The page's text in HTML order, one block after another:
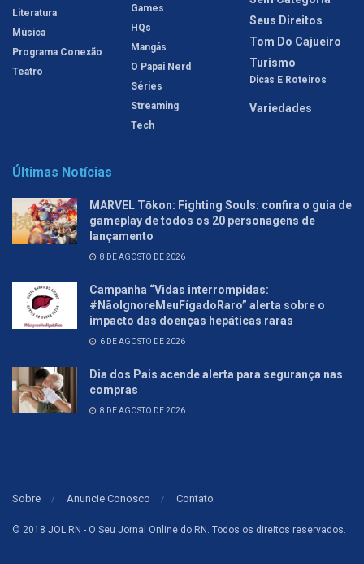
Literatura
Música
Programa Conexão
Teatro
Games
HQs
Mangás
O Papai Nerd
Séries
Streaming
Tech
Seus Direitos
Tom Do Cajueiro
Turismo
Dicas E Roteiros
Variedades
Últimas Notícias
MARVEL Tōkon: Fighting Souls: confira o guia de
gameplay de todos os 20 personagens de
lançamento
8 DE AGOSTO DE 2026
Campanha “Vidas interrompidas:
#NãoIgnoreMeuFígadoRaro” alerta sobre o
impacto das doenças hepáticas raras
6 DE AGOSTO DE 2026
Dia dos Pais acende alerta para segurança nas
compras
8 DE AGOSTO DE 2026
Sobre Anuncie Conosco Contato
© 2018 JOL RN - O Seu Jornal Online do RN. Todos os direitos reservados.